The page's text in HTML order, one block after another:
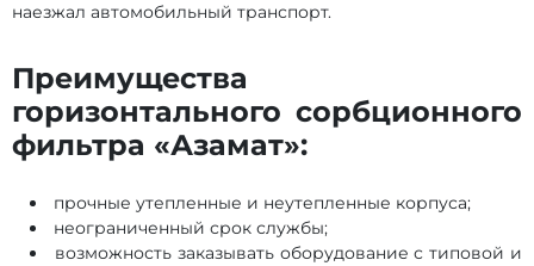
наезжал автомобильный транспорт.
Преимущества
горизонтального сорбционного
фильтра «Азамат»:
прочные утепленные и неутепленные корпуса;
неограниченный срок службы;
возможность заказывать оборудование с типовой и